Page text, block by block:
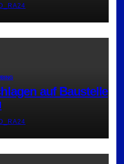
auf Baustelle